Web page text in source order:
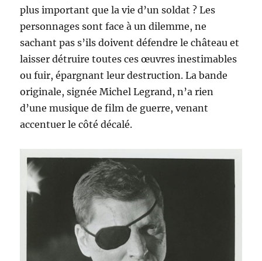
plus important que la vie d’un soldat ? Les
personnages sont face à un dilemme, ne
sachant pas s’ils doivent défendre le château et
laisser détruire toutes ces œuvres inestimables
ou fuir, épargnant leur destruction. La bande
originale, signée Michel Legrand, n’a rien
d’une musique de film de guerre, venant
accentuer le côté décalé.